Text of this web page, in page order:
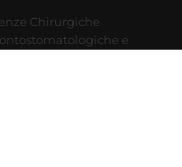
Chirurgiche
e